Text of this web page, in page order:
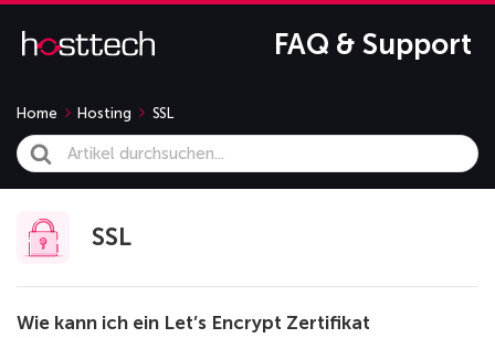
FAQ & Support
Home Hosting SSL
Search
For
SSL
Wie kann ich ein Let’s Encrypt Zertifikat